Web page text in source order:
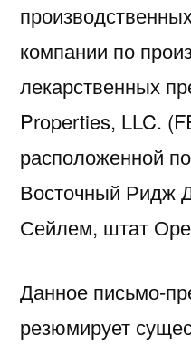
компании по
лекарственных
Properties, LLC.
расположенной
Восточный Ридж
Сейлем, штат
Данное письмо-
резюмирует